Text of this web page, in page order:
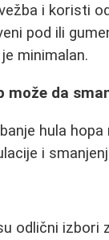
i koristi
pod ili
minimalan.
može da
hula
i
odlični izbori